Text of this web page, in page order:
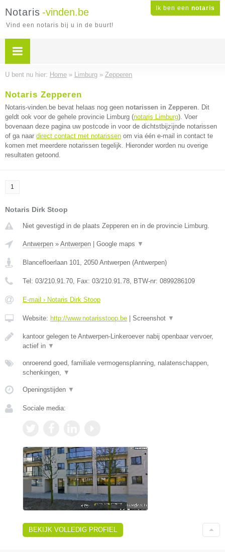
Ik ben een notaris
Notaris -vinden.be
Vind een notaris bij u in de buurt!
U bent nu hier: Home » Limburg » Zepperen
Notaris Zepperen
Notaris-vinden.be bevat helaas nog geen notarissen in Zepperen. Dit
geldt ook voor de gehele provincie Limburg (notaris Limburg). Voer
bovenaan deze pagina uw postcode in voor de dichtstbijzijnde notarissen
of ga naar direct contact met notarissen om via één e-mail in contact te
komen met meerdere notarissen tegelijk. Hieronder worden nu overige
resultaten getoond.
1
Notaris Dirk Stoop
Niet gevestigd in de plaats Zepperen en in de provincie Limburg.
Antwerpen » Antwerpen Google maps ▼
Blancefloerlaan 101, 2050 Antwerpen (Antwerpen)
Tel: 03/210.91.70, Fax: 03/210.91.78, BTW-nr: 0899286109
E-mail › Notaris Dirk Stoop
Website: http://www.notarisstoop.be Screenshot ▼
kantoor gelegen te Antwerpen-Linkeroever nabij openbaar vervoer,
actief in ▼
onroerend goed, familiale vermogensplanning, nalatenschappen,
schenkingen, ▼
Openingstijden ▼
Sociale media:
BEKIJK VOLLEDIG PROFIEL